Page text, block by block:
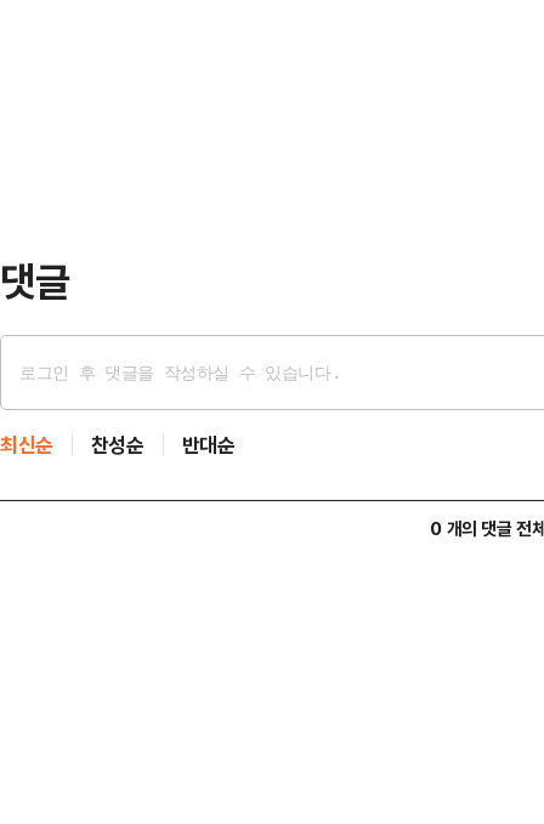
댓글
최신순 찬성순 반대순
0 개의 댓글 전